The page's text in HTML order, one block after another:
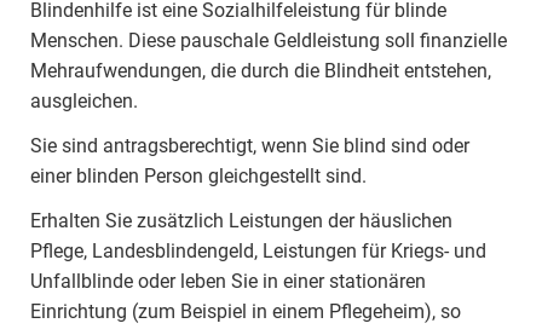
Blindenhilfe ist eine Sozialhilfeleistung für blinde
Menschen. Diese pauschale Geldleistung soll finanzielle
Mehraufwendungen, die durch die Blindheit entstehen,
ausgleichen.
Sie sind antragsberechtigt, wenn Sie blind sind oder
einer blinden Person gleichgestellt sind.
Erhalten Sie zusätzlich Leistungen der häuslichen
Pflege, Landesblindengeld, Leistungen für Kriegs- und
Unfallblinde oder leben Sie in einer stationären
Einrichtung (zum Beispiel in einem Pflegeheim), so